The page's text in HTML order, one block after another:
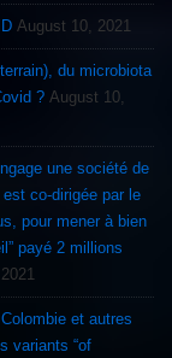
August 10, 2021
du microbiota
? August 10,
une société de
co-dirigée par le
pour mener à bien
payé 2 millions
et autres
variants “of